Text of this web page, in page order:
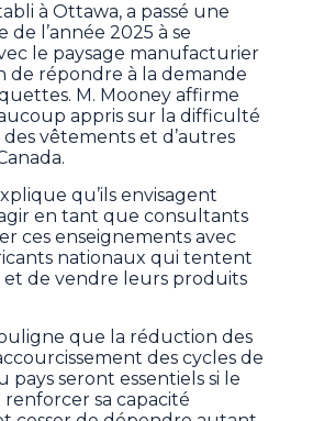
à Ottawa, a passé une
de l’année 2025 à se
le paysage manufacturier
de répondre à la demande
M. Mooney affirme
appris sur la difficulté
vêtements et d’autres
qu’ils envisagent
en tant que consultants
ces enseignements avec
nationaux qui tentent
de vendre leurs produits
que la réduction des
des cycles de
pays seront essentiels si le
renforcer sa capacité